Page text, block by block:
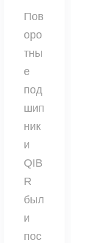
Пов
оро
тны
е
под
шип
ник
и
QIB
R
был
и
пос